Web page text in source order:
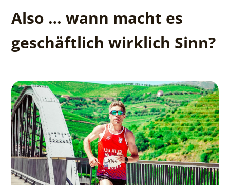
Also … wann macht es
geschäftlich wirklich Sinn?